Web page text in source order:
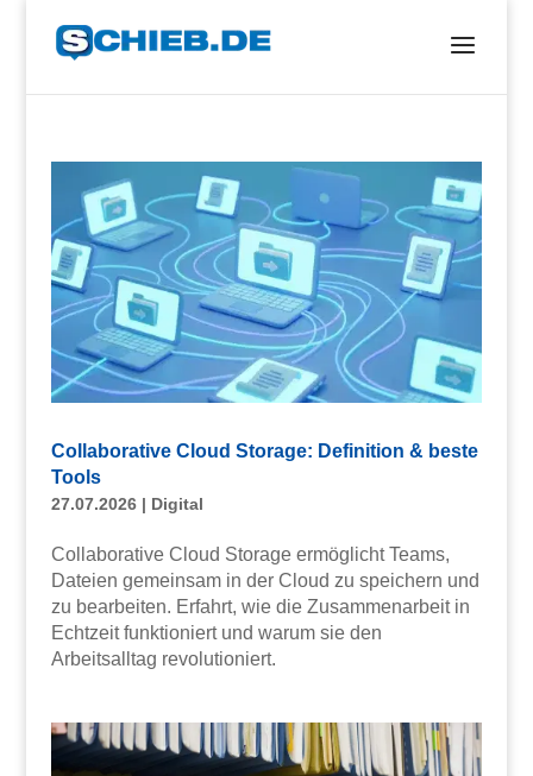
Collaborative Cloud Storage: Definition & beste
Tools
27.07.2026| Digital
Collaborative Cloud Storage ermöglicht Teams,
Dateien gemeinsam in der Cloud zu speichern und
zu bearbeiten. Erfahrt, wie die Zusammenarbeit in
Echtzeit funktioniert und warum sie den
Arbeitsalltag revolutioniert.